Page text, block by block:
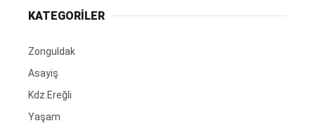
KATEGORİLER
Zonguldak
Asayiş
Kdz.Ereğli
Yaşam